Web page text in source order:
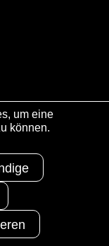
um eine
können.